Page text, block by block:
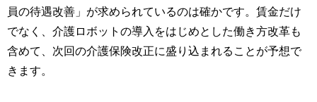
員の待遇改善」が求められているのは確かです。賃金だけ
でなく、介護ロボットの導入をはじめとした働き方改革も
含めて、次回の介護保険改正に盛り込まれることが予想で
きます。